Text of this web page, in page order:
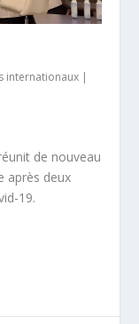
internationaux |
de nouveau
après deux
19.